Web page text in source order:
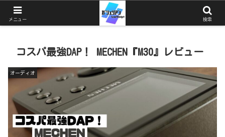
ガジェットとゲームと猫を中心としたブログ
コスパ最強DAP！ MECHEN『M30』レビュー
オーディオ
メニュー 検索